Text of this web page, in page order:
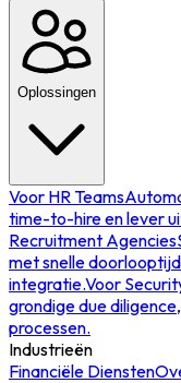
Oplossingen
Voor HR Teams
time-to-hire en lever
Recruitment Agencies
met snelle
integratie.Voor
grondige due
processen.
Industrieën
Financiële Diensten